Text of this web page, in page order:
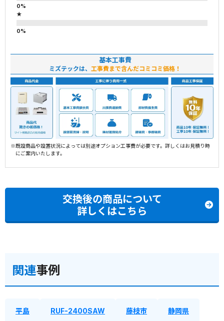
★
基本工事費
ミズテックは、 工事費まで含んだコミコミ価格！
※既設商品や設置状況によっては別途オプション工事費が必要です。詳しくはお見積り時
にご案内いたします。
交換後の商品について
詳しくはこちら
関連事例
平島 RUF-2400SAW 藤枝市 静岡県